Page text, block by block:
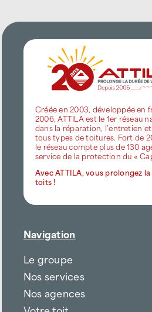
Créée en 2003, développée en
2006, ATTILA est le 1er réseau
dans la réparation, l’entretien
tous types de toitures. Fort de
le réseau compte plus de 130
service de la protection du «
Avec ATTILA, vous prolongez
toits !
Navigation
Le groupe
Nos services
Nos agences